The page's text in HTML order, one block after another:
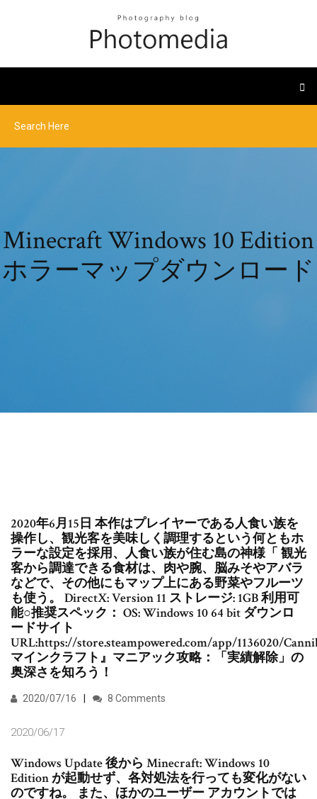
Minecraft Windows 10 Edition
ホラーマップダウンロード
2020年6月15日 本作はプレイヤーである人食い族を
操作し、観光客を美味しく調理するという何ともホ
ラーな設定を採用、人食い族が住む島の神様「 観光
客から調達できる食材は、肉や腕、脳みそやアバラ
などで、その他にもマップ上にある野菜やフルーツ
も使う。 DirectX: Version 11 ストレージ: 1GB 利用可
能○推奨スペック： OS: Windows 10 64 bit ダウンロ
ードサイト
URL:https://store.steampowered.com/app/1136020/
マインクラフト』マニアック攻略：「実績解除」の
奥深さを知ろう！
2020/07/16 8 Comments
2020/06/17
Windows Update 後から Minecraft: Windows 10
Edition が起動せず、各対処法を行っても変化がない
のですね。 また、ほかのユーザー アカウントでは